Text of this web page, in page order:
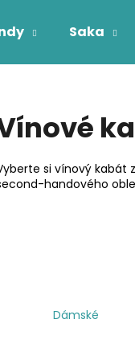
Saka
si vínový kabát
handového
Dámské